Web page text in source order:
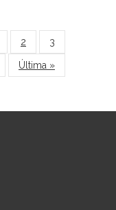
2 3
Última »